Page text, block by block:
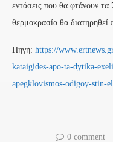
εντάσεις που θα φτάνουν
θερμοκρασία θα διατηρηθεί
Πηγή: https://
kataigides-apo-ta-dytika-
apegklovismos-odigoy-stin-
0 comment